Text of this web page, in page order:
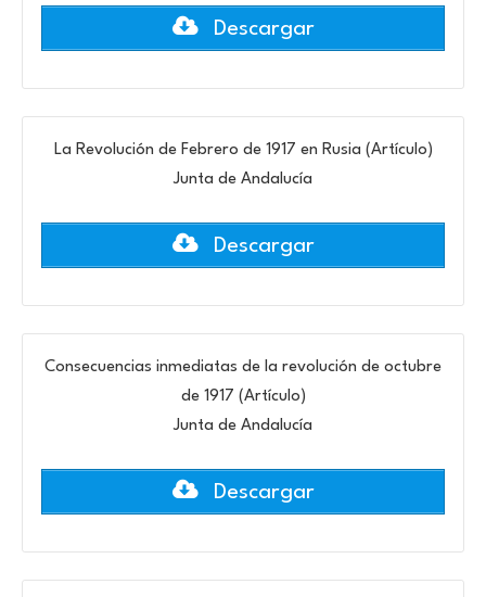
Descargar
La Revolución de Febrero de 1917 en Rusia (Artículo)
Junta de Andalucía
Descargar
Consecuencias inmediatas de la revolución de octubre
de 1917 (Artículo)
Junta de Andalucía
Descargar